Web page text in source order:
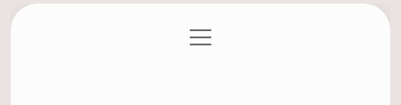
Gizlilik Politikası
menüyü
aç